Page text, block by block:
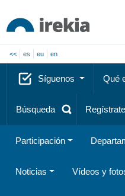
<< es eu en
Síguenos Qué
Búsqueda Regístrate
Participación
Noticias Vídeos y